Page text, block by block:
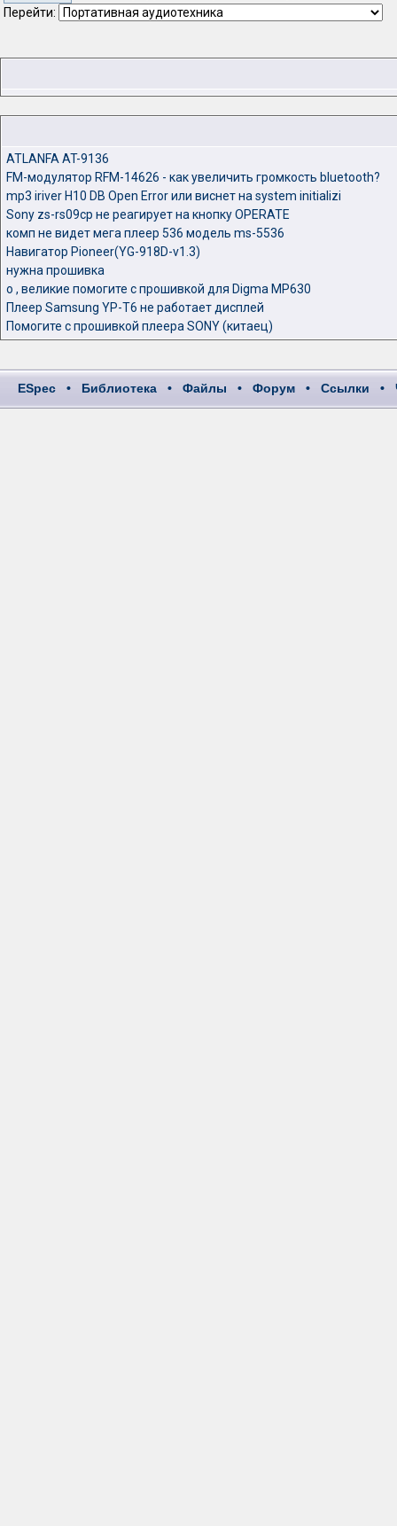
Перейти:
ATLANFA AT-9136
FM-модулятор RFM-14626 - как увеличить громкость bluetooth?
mp3 iriver H10 DB Open Error или виснет на system initializi
Sony zs-rs09cp не реагирует на кнопку OPERATE
комп не видет мега плеер 536 модель ms-5536
Навигатор Pioneer(YG-918D-v1.3)
нужна прошивка
о , великие помогите с прошивкой для Digma MP630
Плеер Samsung YP-T6 не работает дисплей
Помогите с прошивкой плеера SONY (китаец)
ESpec • Библиотека • Файлы • Форум • Ссылки •